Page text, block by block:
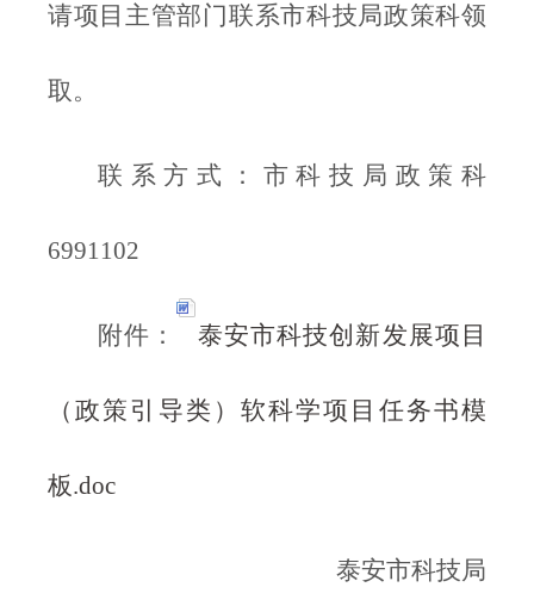
请项目主管部门联系市科技局政策科领
取。
联系方式：市科技局政策科
6991102
附件： 泰安市科技创新发展项目
（政策引导类）软科学项目任务书模
板.doc
泰安市科技局